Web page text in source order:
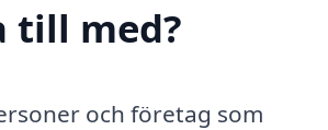
till med?
och företag som